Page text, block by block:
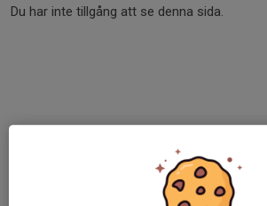
Du har inte tillgång att se denna sida.